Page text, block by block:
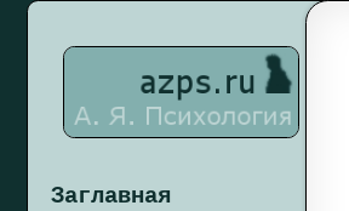
Заглавная